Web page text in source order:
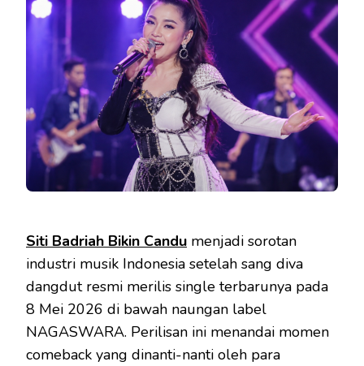
Siti Badriah Bikin Candu menjadi sorotan
industri musik Indonesia setelah sang diva
dangdut resmi merilis single terbarunya pada
8 Mei 2026 di bawah naungan label
NAGASWARA. Perilisan ini menandai momen
comeback yang dinanti-nanti oleh para